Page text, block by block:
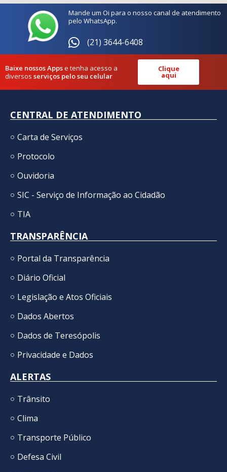
Mande um Oi para o nosso canal de atendimento
pelo WhatsApp.
(21) 3644-6408
Baixe nossos Appse tenha acesso a
diversos serviços pelo seu celular
Clique
aqui
CENTRAL DE ATENDIMENTO
Carta de Serviços
Protocolo
Ouvidoria
SIC - Serviço de Informação ao Cidadão
TIA
TRANSPARÊNCIA
Portal da Transparência
Diário Oficial
Legislação e Atos Oficiais
Dados Abertos
Dados de Teresópolis
Privacidade e Dados
ALERTAS
Trânsito
Clima
Transporte Público
Defesa Civil